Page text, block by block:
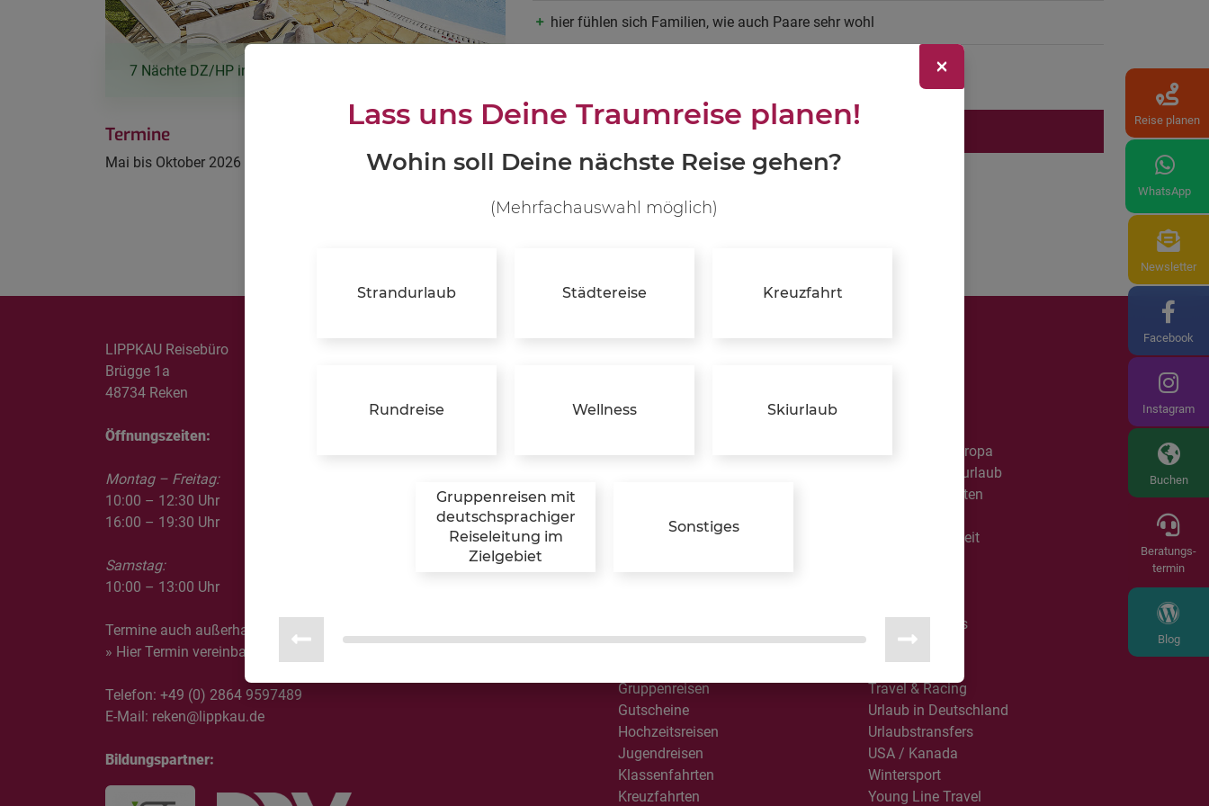
URLAUBSTRANSFERS
LANGZEITAUFENTHALTE
PARKEN AM FLUGHAFEN/SEEHAFEN & AIRPORT
7 Nächte DZ/HP inkl. Flug & Transfer ab
Termine
Mai bis Oktober 2026
hier fühlen sich Familien, wie auch Paare sehr wohl
JETZT INFORMIEREN UND BUCHEN
LIPPKAU Reisebüro
Brügge 1a
48734 Reken
Öffnungszeiten:
Montag – Freitag:
10:00 – 12:30 Uhr
16:00 – 19:30 Uhr
Samstag:
10:00 – 13:00 Uhr
Termine auch außerhalb der Öffnungszeiten möglich!
» Hier Termin vereinbaren
Telefon: +49 (0) 2864 9597489
E-Mail: reken@lippkau.de
Bildungspartner:
Australien / Neuseeland
Familienreisen
Frühbucher
Gruppenreisen
Gutscheine
Hochzeitsreisen
Jugendreisen
Klassenfahrten
Kreuzfahrten
PKW Reisen Europa
Rad- & Wanderurlaub
Reisespezialitäten
Roadtrip Weltweit
Sports & Events
Sprachreisen
Städtereisen
Travel & Racing
Urlaub in Deutschland
Urlaubstransfers
USA / Kanada
Wintersport
Young Line Travel
Reise planen
WhatsApp
Newsletter
Facebook
Instagram
Buchen
Beratungs-
termin
Blog
×
Lass uns Deine Traumreise planen!
Wohin soll Deine nächste Reise gehen?
(Mehrfachauswahl möglich)
Strandurlaub Städtereise Kreuzfahrt
Rundreise Wellness Skiurlaub
Gruppenreisen mit
deutschsprachiger
Reiseleitung im
Zielgebiet
Sonstiges